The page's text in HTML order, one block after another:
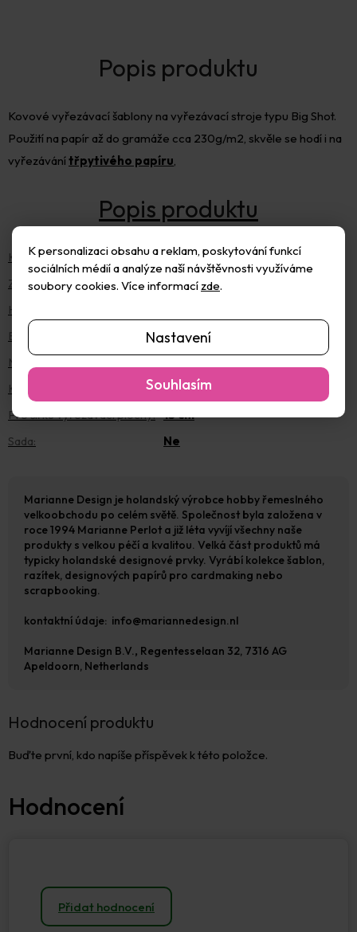
K personalizaci obsahu a reklam, poskytování funkcí
sociálních médií a analýze naší návštěvnosti využíváme
soubory cookies. Více informacízde.
Nastavení
Souhlasím
Kovové vyřezávací šablony na vyřezávací stroje typu Big Shot.
Použití na papír až do gramáže cca 230g/m2, skvěle se hodí i na
vyřezávánítřpytivého papíru
Kategorie:
Kovové vyřezávací šablony
Záruka:
2 roky
Hmotnost
EAN
8716697071071
Motiv
Kompatibilita
BigShot A4 a A5
Pro šířku vyřezávací plochy: 15 cm
Sada: Ne
Hodnocení produktu
Buďte první, kdo napíše příspěvek k této položce.
Přidat hodnocení
Marianne Design je holandský výrobce hobby řemeslného
velkoobchodu po celém světě. Společnost byla založena v
roce 1994 Marianne Perlot a již léta vyvíjí všechny naše
produkty s velkou péčí a kvalitou. Velká část produktů má
typicky holandské designové prvky. Vyrábí kolekce šablon,
razítek, designových papírů pro cardmaking nebo
scrapbooking.
kontaktní údaje: info@mariannedesign.nl
Marianne Design B.V. , Regentesselaan 32, 7316 AG
Apeldoorn, Netherlands